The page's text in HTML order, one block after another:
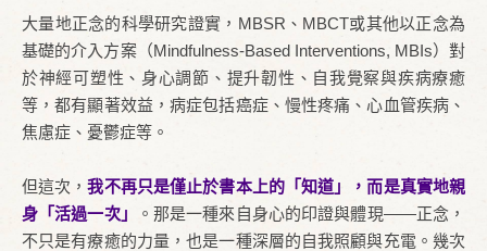
大量地正念的科學研究證實，MBSR、MBCT或其他以正念為
基礎的介入方案（Mindfulness-Based Interventions, MBIs）對
於神經可塑性、身心調節、提升韌性、自我覺察與疾病療癒
等，都有顯著效益，病症包括癌症、慢性疼痛、心血管疾病、
焦慮症、憂鬱症等。
但這次，我不再只是僅止於書本上的「知道」，而是真實地親
身「活過一次」
。那是一種來自身心的印證與體現——正念，
不只是有療癒的力量，也是一種深層的自我照顧與充電。幾次